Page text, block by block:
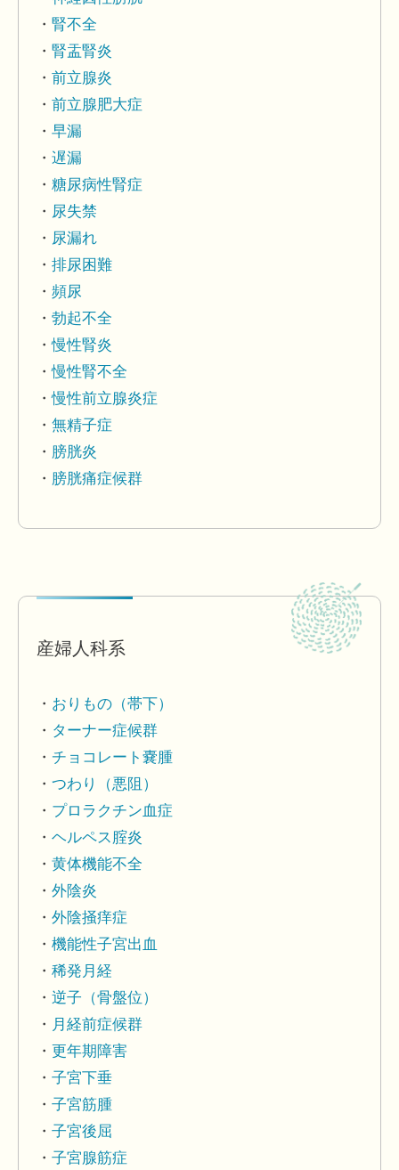
腎不全
腎盂腎炎
前立腺炎
前立腺肥大症
早漏
遅漏
糖尿病性腎症
尿失禁
尿漏れ
排尿困難
頻尿
勃起不全
慢性腎炎
慢性腎不全
慢性前立腺炎症
無精子症
膀胱炎
膀胱痛症候群
産婦人科系
おりもの（帯下）
ターナー症候群
チョコレート嚢腫
つわり（悪阻）
プロラクチン血症
ヘルペス腟炎
黄体機能不全
外陰炎
外陰掻痒症
機能性子宮出血
稀発月経
逆子（骨盤位）
月経前症候群
更年期障害
子宮下垂
子宮筋腫
子宮後屈
子宮腺筋症